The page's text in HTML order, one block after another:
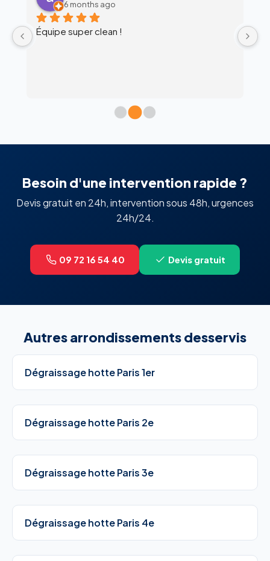
6 months ago
Équipe super clean !
Besoin d'une intervention rapide ?
Devis gratuit en 24h, intervention sous 48h, urgences
24h/24.
09 72 16 54 40 Devis gratuit
Autres arrondissements desservis
Dégraissage hotte Paris 1er
Dégraissage hotte Paris 2e
Dégraissage hotte Paris 3e
Dégraissage hotte Paris 4e